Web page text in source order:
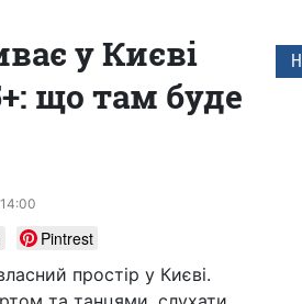
у Києві
що там буде
Pintrest
простір у Києві.